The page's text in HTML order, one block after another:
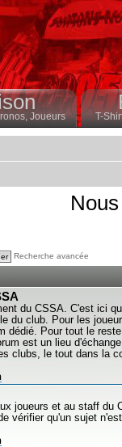
Joueurs T-
Recherche avancée
du CSSA. C'est ici
du club. Pour les
dédié. Pour tout le
est un lieu
clubs, le tout dans la
joueurs et au staff du
vérifier qu'un sujet